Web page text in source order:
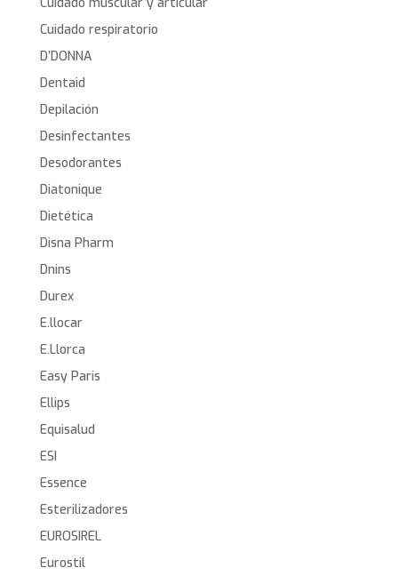
Cuidado respiratorio
D’DONNA
Dentaid
Depilación
Desinfectantes
Desodorantes
Diatonique
Dietética
Disna Pharm
Dnins
Durex
E.llocar
E.Llorca
Easy Paris
Ellips
Equisalud
ESI
Essence
Esterilizadores
EUROSIREL
Eurostil